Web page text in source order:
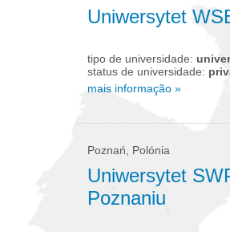
Uniwersytet
tipo de universidade:
status de universidade:
mais informação »
Poznań, Polónia
Uniwersytet
Poznaniu